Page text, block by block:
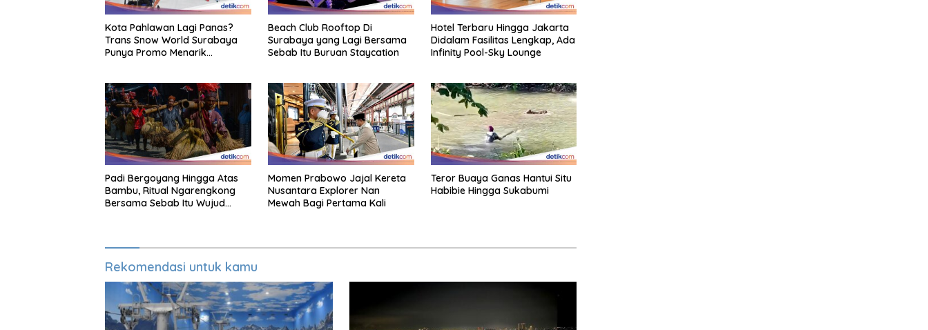
Kota Pahlawan Lagi Panas?
Trans Snow World Surabaya
Punya Promo Menarik
Beach Club Rooftop Di
Surabaya yang Lagi Bersama
Sebab Itu Buruan Staycation
Hotel Terbaru Hingga Jakarta
Didalam Fasilitas Lengkap, Ada
Infinity Pool-Sky Lounge
Padi Bergoyang Hingga Atas
Bambu, Ritual Ngarengkong
Bersama Sebab Itu Wujud
Momen Prabowo Jajal Kereta
Nusantara Explorer Nan
Mewah Bagi Pertama Kali
Teror Buaya Ganas Hantui Situ
Habibie Hingga Sukabumi
Rekomendasi untuk kamu